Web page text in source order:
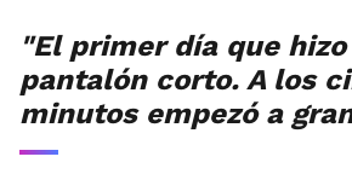
"El primer día que
pantalón corto. A los
minutos empezó a